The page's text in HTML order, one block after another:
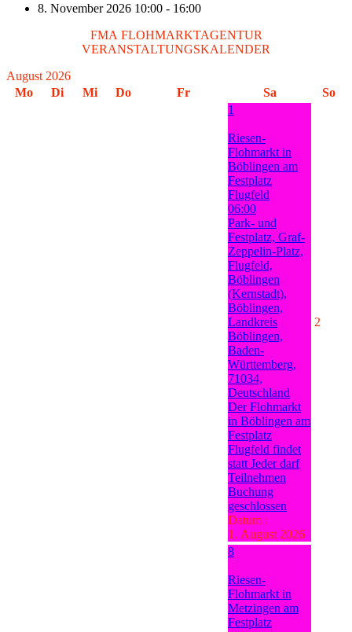
8. November 2026 10:00 - 16:00
FMA FLOHMARKTAGENTUR
VERANSTALTUNGSKALENDER
August 2026
Mo
Di Mi Do Fr Sa
So
1
Riesen-
Flohmarkt in
Böblingen am
Festplatz
Flugfeld
06:00
Park- und
Festplatz, Graf-
Zeppelin-Platz,
Flugfeld,
Böblingen
(Kernstadt),
Böblingen,
Landkreis
Böblingen,
Baden-
Württemberg,
71034,
Deutschland
Der Flohmarkt
in Böblingen am
Festplatz
Flugfeld findet
statt Jeder darf
Teilnehmen
Buchung
geschlossen
Datum :
1. August 2026
2
8
Riesen-
Flohmarkt in
Metzingen am
Festplatz